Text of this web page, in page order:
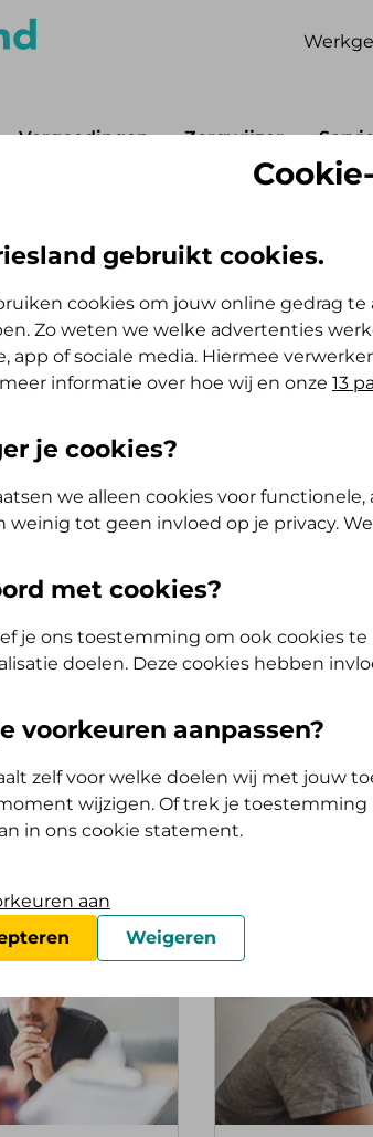
Vergoedingen Zorgwijzer
hulp
hulp nodig hebt, kan dat heel
we je mee
wat de opties zijn en wat je van
gebruikt cookies.
cookies om jouw online gedrag
Zo weten we welke advertenties
app of sociale media. Hiermee
informatie over hoe wij en onze 13
je cookies?
we alleen cookies voor
weinig tot geen invloed op je privacy.
met cookies?
je ons toestemming om ook cookies
doelen. Deze cookies hebben
voorkeuren aanpassen?
zelf voor welke doelen wij met jouw
wijzigen. Of trek je
in ons cookie statement.
aan
Weigeren